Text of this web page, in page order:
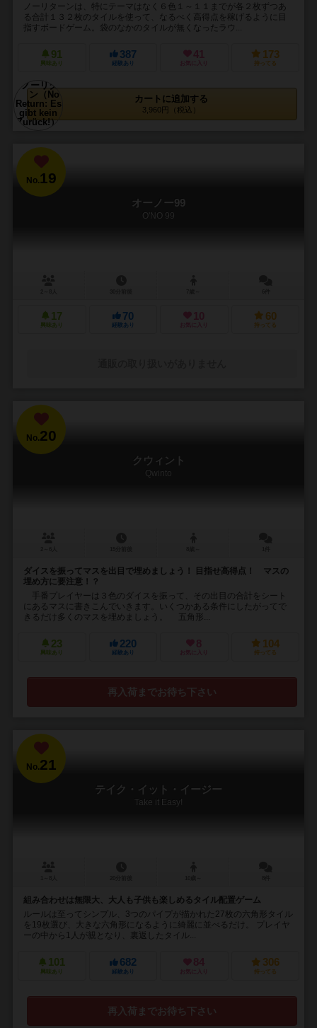
ノーリターンは、特にテーマはなく６色１～１１までが各２枚ずつあ
る合計１３２枚のタイルを使って、なるべく高得点を稼げるように目
指すボードゲーム。袋のなかのタイルが無くなったラウ...
91
興味あり
387
経験あり
41
お気に入り
173
持ってる
カートに追加する
3,960円（税込）
No.19
オーノー99
O'NO 99
17
興味あり
70
経験あり
10
お気に入り
60
持ってる
No.20
クウィント
Qwinto
ダイスを振ってマスを出目で埋めましょう！ 目指せ高得点！ マスの
埋め方に要注意！？
手番プレイヤーは３色のダイスを振って、その出目の合計をシート
にあるマスに書きこんでいきます。いくつかある条件にしたがってで
きるだけ多くのマスを埋めましょう。 五角形...
23
興味あり
220
経験あり
8
お気に入り
104
持ってる
再入荷までお待ち下さい
No.21
テイク・イット・イージー
Take it Easy!
組み合わせは無限大、大人も子供も楽しめるタイル配置ゲーム
ルールは至ってシンプル、3つのパイプが描かれた27枚の六角形タイル
を19枚選び、大きな六角形になるように綺麗に並べるだけ。 プレイヤ
ーの中から1人が親となり、裏返したタイル...
101
興味あり
682
経験あり
84
お気に入り
306
持ってる
再入荷までお待ち下さい